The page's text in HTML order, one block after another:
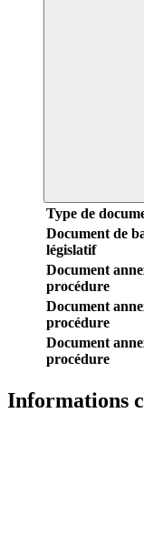
Type de
Document de
législatif
Document
procédure
Document
procédure
Document
procédure
Informations